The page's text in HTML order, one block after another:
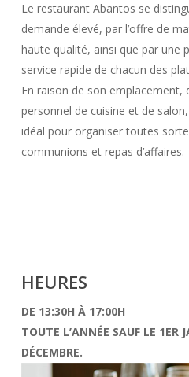
Le restaurant Abantos se
demande élevé, par l’offre de
haute qualité, ainsi que par une
service rapide de chacun des
En raison de son emplacement,
personnel de cuisine et de
idéal pour organiser toutes
communions et repas d’affaires.
HEURES
DE 13:30H À 17:00H
TOUTE L’ANNÉE SAUF LE 1ER
DÉCEMBRE.